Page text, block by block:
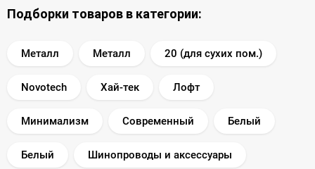
Подборки товаров в категории:
Металл Металл 20 (для сухих пом.)
Novotech Хай-тек Лофт
Минимализм Современный Белый
Белый Шинопроводы и аксессуары